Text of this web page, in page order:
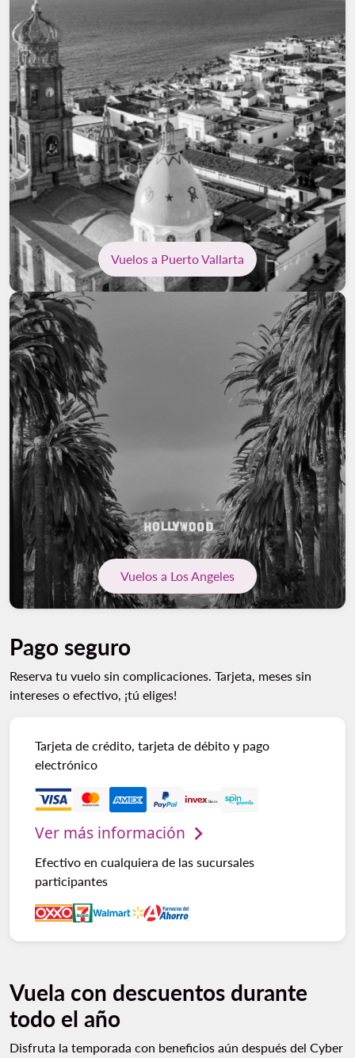
Vuelos a Puerto Vallarta
Vuelos a Los Angeles
Pago seguro
Reserva tu vuelo sin complicaciones. Tarjeta, meses sin
intereses o efectivo, ¡tú eliges!
Tarjeta de crédito, tarjeta de débito y pago
electrónico
Ver más información
Efectivo en cualquiera de las sucursales
participantes
Vuela con descuentos durante
todo el año
Disfruta la temporada con beneficios aún después del Cyber